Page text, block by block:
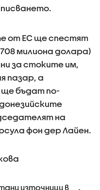
от ЕС ще спестят
милиона долара)
за стоките им,
пазар, а
бъдат по-
на
фон дер Лайен.
източници в